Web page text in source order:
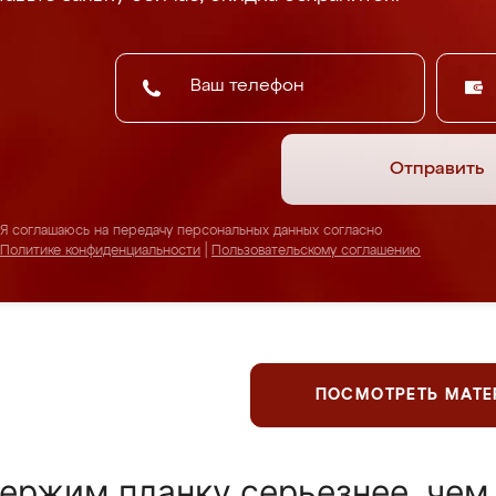
Отправить
Я соглашаюсь на передачу персональных данных согласно
Политике конфиденциальности
Пользовательскому соглашению
ПОСМОТРЕТЬ